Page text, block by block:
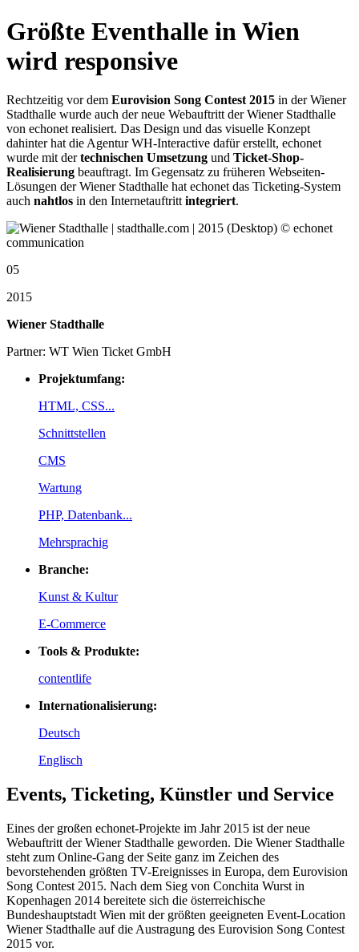
Größte Eventhalle in Wien
wird responsive
Rechtzeitig vor dem Eurovision Song Contest 2015 in der Wiener
Stadthalle wurde auch der neue Webauftritt der Wiener Stadthalle
von echonet realisiert. Das Design und das visuelle Konzept
dahinter hat die Agentur WH-Interactive dafür erstellt, echonet
wurde mit dertechnischen Umsetzung und Ticket-Shop-
Realisierung beauftragt. Im Gegensatz zu früheren Webseiten-
Lösungen der Wiener Stadthalle hat echonet das Ticketing-System
auch nahtlos in den Internetauftritt integriert.
05
2015
Wiener Stadthalle
Partner: WT Wien Ticket GmbH
Projektumfang:
HTML, CSS...
Schnittstellen
CMS
Wartung
PHP, Datenbank...
Mehrsprachig
Branche:
Kunst & Kultur
E-Commerce
Tools & Produkte:
contentlife
Internationalisierung:
Deutsch
Englisch
Events, Ticketing, Künstler und Service
Eines der großen echonet-Projekte im Jahr 2015 ist der neue
Webauftritt der Wiener Stadthalle geworden. Die Wiener Stadthalle
steht zum Online-Gang der Seite ganz im Zeichen des
bevorstehenden größten TV-Ereignisses in Europa, dem Eurovision
Song Contest 2015. Nach dem Sieg von Conchita Wurst in
Kopenhagen 2014 bereitete sich die österreichische
Bundeshauptstadt Wien mit der größten geeigneten Event-Location
Wiener Stadthalle auf die Austragung des Eurovision Song Contest
2015 vor.